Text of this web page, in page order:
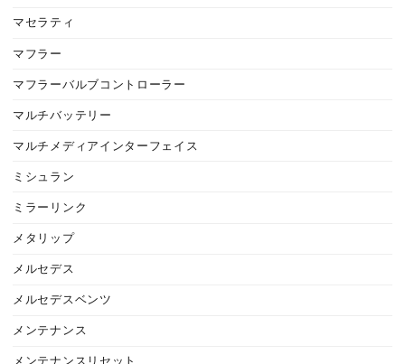
マセラティ
マフラー
マフラーバルブコントローラー
マルチバッテリー
マルチメディアインターフェイス
ミシュラン
ミラーリンク
メタリップ
メルセデス
メルセデスベンツ
メンテナンス